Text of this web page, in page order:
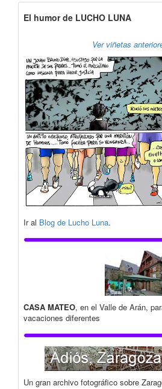
El humor de LUCHO LUNA
Ver viñetas
Ir al Blog de Lucho Luna.
CASA MATEO, en el Valle de Arán,
vacaciones diferentes
Un gran archivo fotográfico sobre